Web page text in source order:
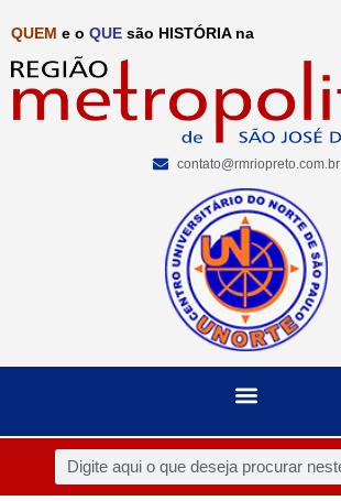
QUEM e o QUE são HISTÓRIA na
contato@rmriopreto.com.br